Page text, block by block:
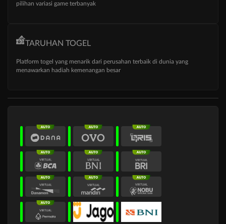
pilihan variasi game terbanyak
TARUHAN TOGEL
Platform togel yang menarik dari perusahan terbaik di dunia yang
menawarkan hadiah kemenangan besar